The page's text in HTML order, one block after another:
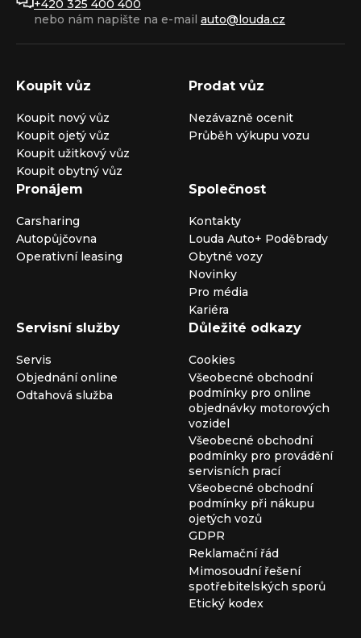
+420 325 400 400
nebo nám napište na e-mail auto@louda.cz
Koupit vůz
Koupit nový vůz
Koupit ojetý vůz
Koupit užitkový vůz
Koupit obytný vůz
Prodat vůz
Nezávazně ocenit
Průběh výkupu vozu
Pronájem
Carsharing
Autopůjčovna
Operativní leasing
Společnost
Kontakty
Louda Auto+ Poděbrady
Obytné vozy
Novinky
Pro média
Kariéra
Servisní služby
Servis
Objednání online
Odtahová služba
Důležité odkazy
Cookies
Všeobecné obchodní
podmínky pro online
objednávky motorových
vozidel
Všeobecné obchodní
podmínky pro provádění
servisních prací
Všeobecné obchodní
podmínky při nákupu
ojetých vozů
GDPR
Reklamační řád
Mimosoudní řešení
spotřebitelských sporů
Etický kodex